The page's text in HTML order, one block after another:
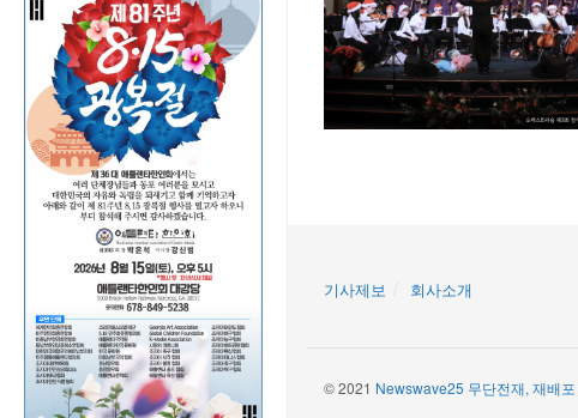
기사제보 회사소개
© 2021 Newswave25 무단전재, 재배